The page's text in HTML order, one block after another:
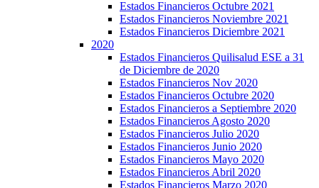
Estados Financieros Octubre 2021
Estados Financieros Noviembre 2021
Estados Financieros Diciembre 2021
2020
Estados Financieros Quilisalud ESE a 31
de Diciembre de 2020
Estados Financieros Nov 2020
Estados Financieros Octubre 2020
Estados Financieros a Septiembre 2020
Estados Financieros Agosto 2020
Estados Financieros Julio 2020
Estados Financieros Junio 2020
Estados Financieros Mayo 2020
Estados Financieros Abril 2020
Estados Financieros Marzo 2020